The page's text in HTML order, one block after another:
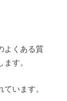
よくある質
す。
います。